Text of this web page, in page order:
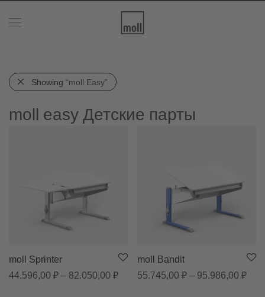
Showing “moll Easy”
moll easy Детские парты
moll Sprinter
44.596,00 ₽– 82.050,00 ₽Диапазон цен: 44.596,00 ₽ –
moll Bandit
55.745,00 ₽– 95.986,00 ₽